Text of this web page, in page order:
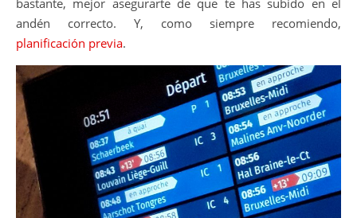
andén correcto. Y, como siempre recomiendo,
planificación previa.